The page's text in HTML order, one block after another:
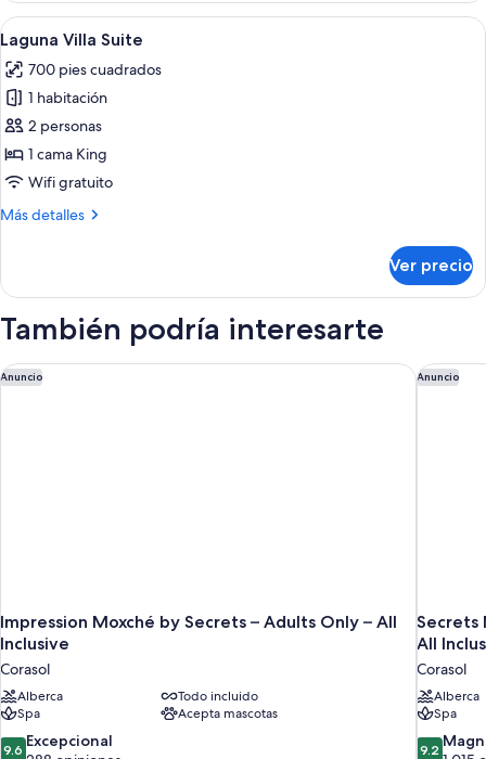
Abrir
todas
las
fotos
de
Laguna
Villa
Un dormitorio moderno con una
8
Laguna Villa Suite
700 pies cuadrados
1 habitación
2 personas
1 cama King
Wifi gratuito
Más detalles
Más
Villa
Ver precio
También podría interesarte
Anuncio
Impression Moxché by Secrets – Adults Only – All
Inclusive
Corasol
Alberca
Todo incluido
Spa
Acepta mascotas
9.6
9.6 Excepcional
Impression Moxché by Secrets – Adults Only – All Inclusive
Anuncio
Secrets
All
Corasol
Alberca
Spa
9.2
9.2
Secrets